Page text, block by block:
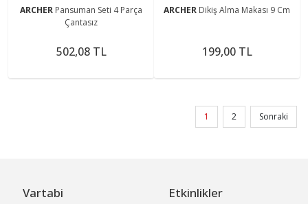
ARCHER Pansuman Seti 4 Parça
Çantasız
502,08 TL
ARCHER Dikiş Alma Makası 9 Cm
199,00 TL
1 2 Sonraki
Vartabi Etkinlikler